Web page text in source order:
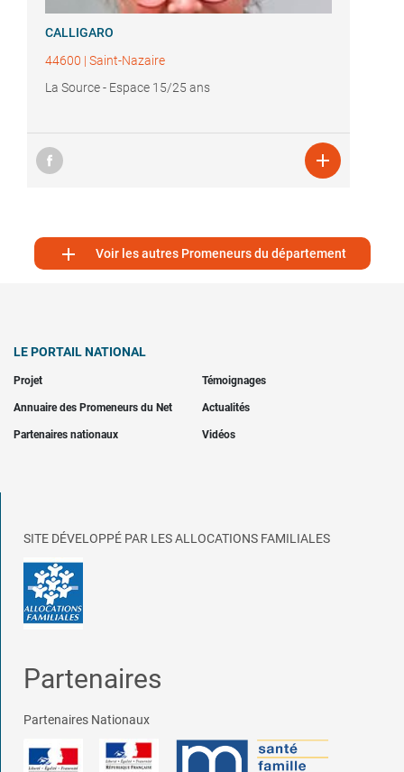
CALLIGARO
44600 | Saint-Nazaire
La Source - Espace 15/25 ans

 Voir les autres Promeneurs du département
LE PORTAIL NATIONAL
Projet Témoignages
Annuaire des Promeneurs du Net Actualités
Partenaires nationaux Vidéos
SITE DÉVELOPPÉ PAR LES ALLOCATIONS FAMILIALES
Partenaires
Partenaires Nationaux